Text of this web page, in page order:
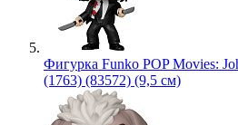
Фигурка Funko POP Movies:
(1763) (83572) (9,5 см)